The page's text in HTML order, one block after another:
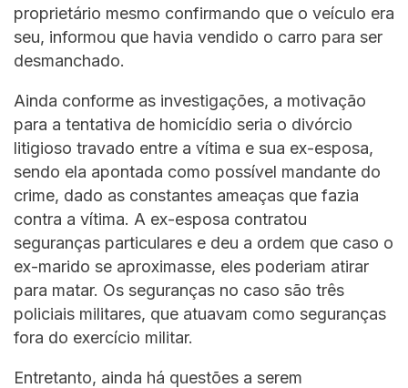
proprietário mesmo confirmando que o veículo era
seu, informou que havia vendido o carro para ser
desmanchado.
Ainda conforme as investigações, a motivação
para a tentativa de homicídio seria o divórcio
litigioso travado entre a vítima e sua ex-esposa,
sendo ela apontada como possível mandante do
crime, dado as constantes ameaças que fazia
contra a vítima. A ex-esposa contratou
seguranças particulares e deu a ordem que caso o
ex-marido se aproximasse, eles poderiam atirar
para matar. Os seguranças no caso são três
policiais militares, que atuavam como seguranças
fora do exercício militar.
Entretanto, ainda há questões a serem